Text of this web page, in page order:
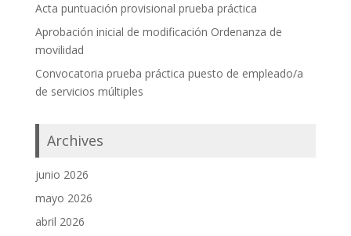
Acta puntuación provisional prueba práctica
Aprobación inicial de modificación Ordenanza de
movilidad
Convocatoria prueba práctica puesto de empleado/a
de servicios múltiples
Archives
junio 2026
mayo 2026
abril 2026